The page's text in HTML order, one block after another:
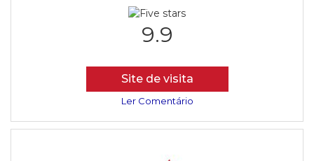
9.9
Site de visita
Ler Comentário